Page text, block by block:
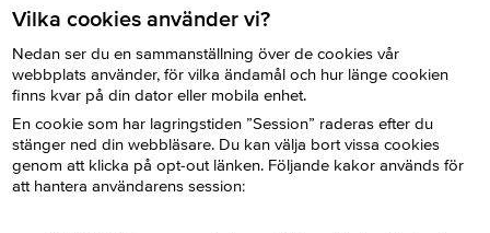
Vilka cookies använder vi?
Nedan ser du en sammanställning över de cookies vår
webbplats använder, för vilka ändamål och hur länge cookien
finns kvar på din dator eller mobila enhet.
En cookie som har lagringstiden ”Session” raderas efter du
stänger ned din webbläsare. Du kan välja bort vissa cookies
genom att klicka på opt-out länken. Följande kakor används för
att hantera användarens session: